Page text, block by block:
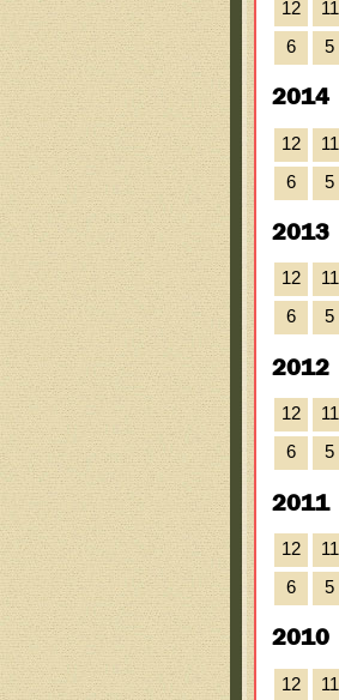
12 11
6
5
2014
12 11
6
5
2013
12 11
6
5
2012
12 11
6
5
2011
12 11
6
5
2010
12 11